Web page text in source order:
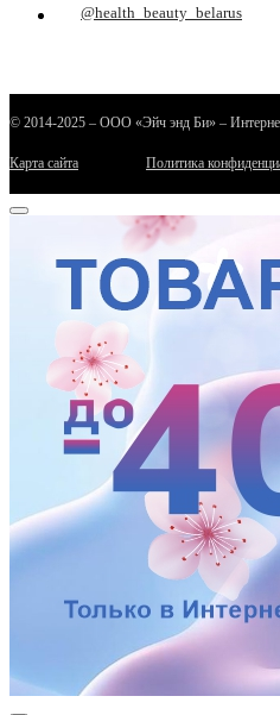
@health_beauty_belarus
© 2014-2025 – ООО «Эйч энд Би» –
Карта сайта Политика